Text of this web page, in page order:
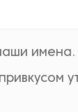
имена.